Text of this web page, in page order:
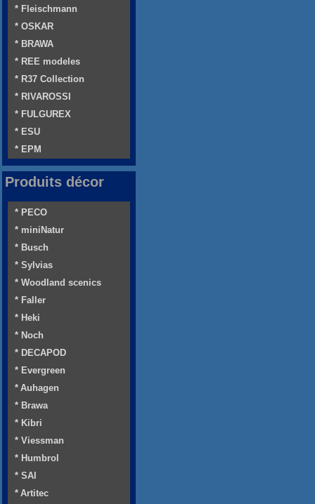
* Fleischmann
* OSKAR
* BRAWA
* REE modeles
* R37 Collection
* RIVAROSSI
* FULGUREX
* ESU
* EPM
Produits décor
* PECO
* miniNatur
* Busch
* Sylvias
* Woodland scenics
* Faller
* Heki
* Noch
* DECAPOD
* Evergreen
* Auhagen
* Brawa
* Kibri
* Viessman
* Humbrol
* SAI
* Artitec